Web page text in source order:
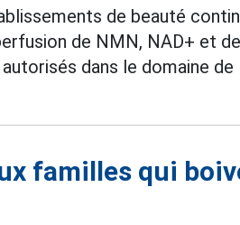
de beauté
de NMN, NAD+ et
dans le domaine
familles qui